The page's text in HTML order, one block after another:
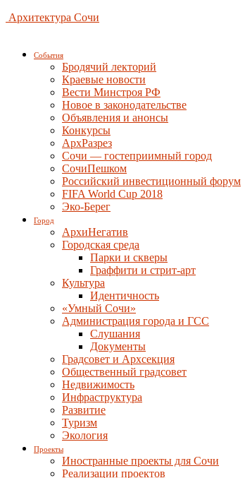
Архитектура Сочи
События
Бродячий лекторий
Краевые новости
Вести Минстроя РФ
Новое в законодательстве
Объявления и анонсы
Конкурсы
АрхРазрез
Сочи — гостеприимный город
СочиПешком
Российский инвестиционный форум
FIFA World Cup 2018
Эко-Берег
Город
АрхиНегатив
Городская среда
Парки и скверы
Граффити и стрит-арт
Культура
Идентичность
«Умный Сочи»
Администрация города и ГСС
Слушания
Документы
Градсовет и Архсекция
Общественный градсовет
Недвижимость
Инфраструктура
Развитие
Туризм
Экология
Проекты
Иностранные проекты для Сочи
Реализации проектов